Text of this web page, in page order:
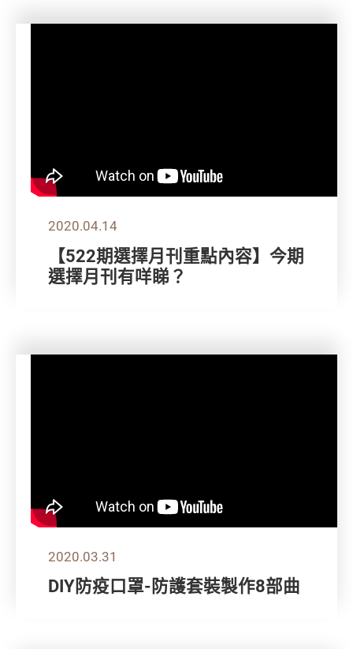
2020.04.14
【522期選擇月刊重點內容】今期
選擇月刊有咩睇？
2020.03.31
DIY防疫口罩-防護套裝製作8部曲